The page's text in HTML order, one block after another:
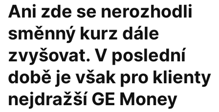
Ani zde se nerozhodli
směnný kurz dále
zvyšovat. V poslední
době je však pro klienty
nejdražší GE Money